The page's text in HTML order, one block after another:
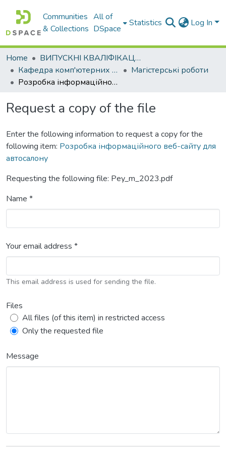
Communities
& Collections
All of
DSpace
Statistics Log In
Home
ВИПУСКНІ КВАЛІФІКАЦІЙНІ РОБОТИ
Кафедра комп'ютерних наук і інформаційних систем
Магістерські роботи
Розробка інформаційного веб-сайту для автосалону
Request a copy of the file
Enter the following information to request a copy for the
following item: Розробка інформаційного веб-сайту для
автосалону
Requesting the following file: Pey_m_2023.pdf
Name *
Your email address *
This email address is used for sending the file.
Files
All files (of this item) in restricted access
Only the requested file
Message